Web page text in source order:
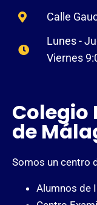
Calle
Lunes -
Viernes
Colegio
de
Somos un centro
Alumnos de